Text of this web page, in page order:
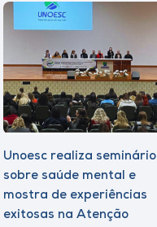
Unoesc realiza seminário
sobre saúde mental e
mostra de experiências
exitosas na Atenção